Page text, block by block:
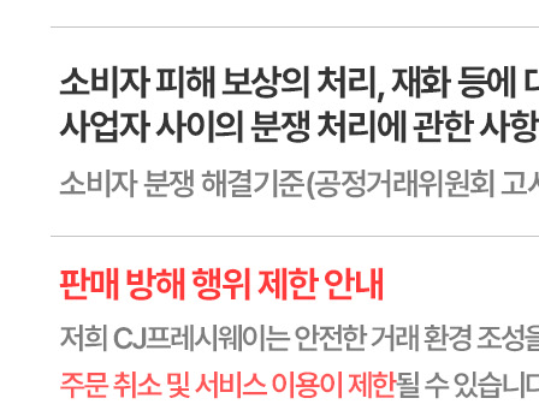
제조연월일
소비기한
본 제품은 제품입고일별 유통기한 또는 품질유지기한이 상이
하므로, 필요시 고객센터로 문의하여 주십시오. 제조일로부
터 365일 까지
포장단위별 용량(중량)
포장단위별 수량
상세페이지참고
원재료명 및 함량
상세페이지참고
영양성분
상세페이지참고
유전자변형식품에 해당하는 경우의 표시